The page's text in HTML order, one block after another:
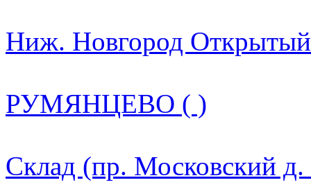
Ниж. Новгород
РУМЯНЦЕВО ( )
Склад (пр. Московский д.